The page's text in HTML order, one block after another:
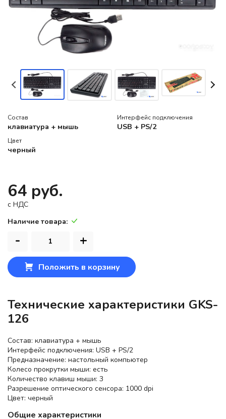
Состав
клавиатура + мышь
Интерфейс подключения
USB + PS/2
Цвет
черный
64 руб.
c НДС
Наличие товара:
- +
Положить в корзину
Технические характеристики GKS-
126
Состав: клавиатура + мышь
Интерфейс подключения: USB + PS/2
Предназначение: настольный компьютер
Колесо прокрутки мыши: есть
Количество клавиш мыши: 3
Разрешение оптического сенсора: 1000 dpi
Цвет: черный
Общие характеристики